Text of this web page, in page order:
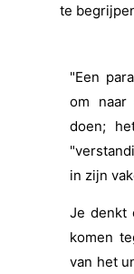
te
"Een
om
doen;
in zijn
Je denkt
komen
van het